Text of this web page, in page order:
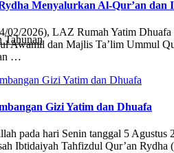
Tahunan
Menyalurkan Al-Qur’an dan
02/2026), LAZ Rumah Yatim
Awamil dan Majlis Ta’lim Ummul
…
Gizi Yatim dan Dhuafa
pada hari Senin tanggal 5
Ibtidaiyah Tahfizdul Qur’an